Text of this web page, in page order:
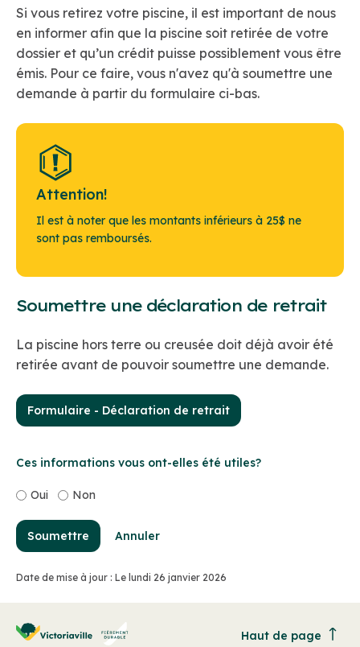
Si vous retirez votre piscine, il est important de nous
en informer afin que la piscine soit retirée de votre
dossier et qu’un crédit puisse possiblement vous être
émis. Pour ce faire, vous n'avez qu'à soumettre une
demande à partir du formulaire ci-bas.
Attention!
Il est à noter que les montants inférieurs à 25$ ne
sont pas remboursés.
Soumettre une déclaration de retrait
La piscine hors terre ou creusée doit déjà avoir été
retirée avant de pouvoir soumettre une demande.
Formulaire - Déclaration de retrait
Ces informations vous ont-elles été utiles?
Oui Non
Soumettre Annuler
Date de mise à jour : Le lundi 26 janvier 2026
Haut de page